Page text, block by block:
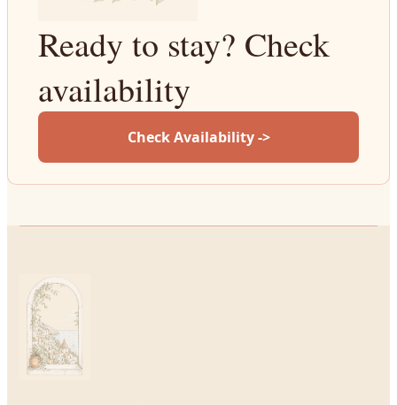
Ready to stay? Check
availability
Check Availability ->